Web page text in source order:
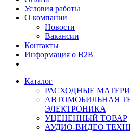
Условия работы
О компании
Новости
Вакансии
Контакты
Информация о B2B
Каталог
РАСХОДНЫЕ
АВТОМОБИЛЬНАЯ
ЭЛЕКТРОНИКА
УЦЕНЕННЫЙ ТОВАР
АУДИО-ВИДЕО